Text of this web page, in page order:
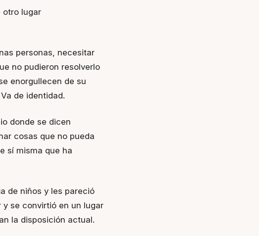
otro lugar
personas, necesitar
no pudieron resolverlo
enorgullecen de su
de identidad.
donde se dicen
cosas que no pueda
sí misma que ha
de niños y les pareció
se convirtió en un lugar
la disposición actual.